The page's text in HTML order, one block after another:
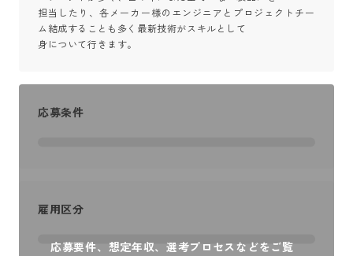
担当したり、各メーカー様のエンジニアとプロジェクトチー
ム結成することも多く最新技術がスキルとして
身について行きます。
応募要件、想定年収、選考プロセスなどをご覧
応募条件
雇用区分